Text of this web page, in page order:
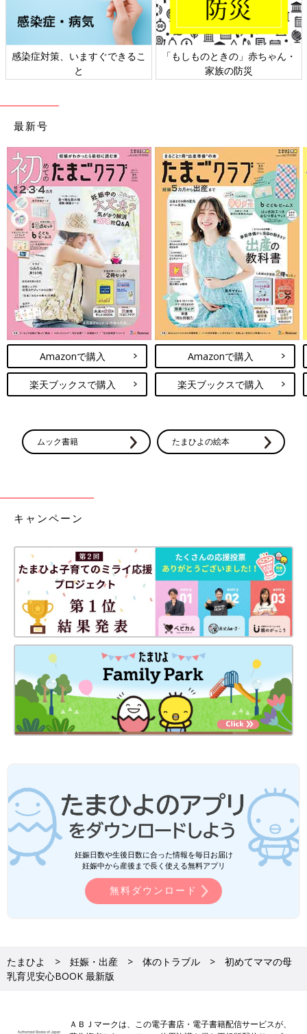
感染症対策、いますぐできるこ
と
「もしものときの」赤ちゃん・
家族の防災
最新号
Amazonで購入
楽天ブックスで購入
Amazonで購入
楽天ブックスで購入
ムック書籍 たまひよの絵本
キャンペーン
妊娠日数や生後日数に合った情報を毎日お届け
妊娠中から産後まで長く使える無料アプリ
無料ダウンロード
たまひよ 妊娠・出産 体のトラブル
初めてママの母
乳育児安心BOOK 最新版
ＡＢＪマークは、この電子書店・電子書籍配信サービスが、